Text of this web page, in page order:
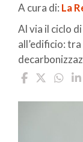
A cura di: La
Al via il ciclo
all’edificio: